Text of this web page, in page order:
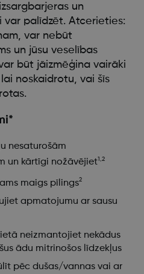
un
var palīdzēt. Atcerieties:
var nebūt
un jūsu veselības
būt jāizmēģina vairāki
noskaidrotu, vai šīs
nesaturošām
un kārtīgi nožāvējiet1,2
maigs pīlings2
apmatojumu ar sausu
neizmantojiet nekādus
ādu mitrinošos līdzekļus
pēc dušas/vannas vai ar